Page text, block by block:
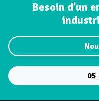
Besoin d’un
05